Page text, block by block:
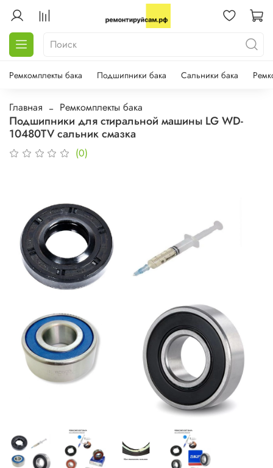
Ремкомплекты бака Подшипники бака Сальники бака
Главная Ремкомплекты бака
Подшипники для стиральной машины LG WD-
10480TV сальник смазка
(0)